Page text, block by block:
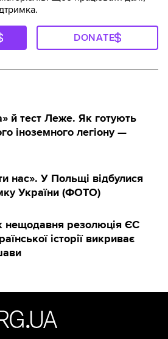
DONATE
й тест Леже. Як готують
іноземного легіону —
нас». У Польщі відбулися
України (ФОТО)
нещодавня резолюція ЄС
історії викриває